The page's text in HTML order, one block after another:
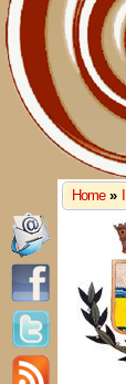
Home »